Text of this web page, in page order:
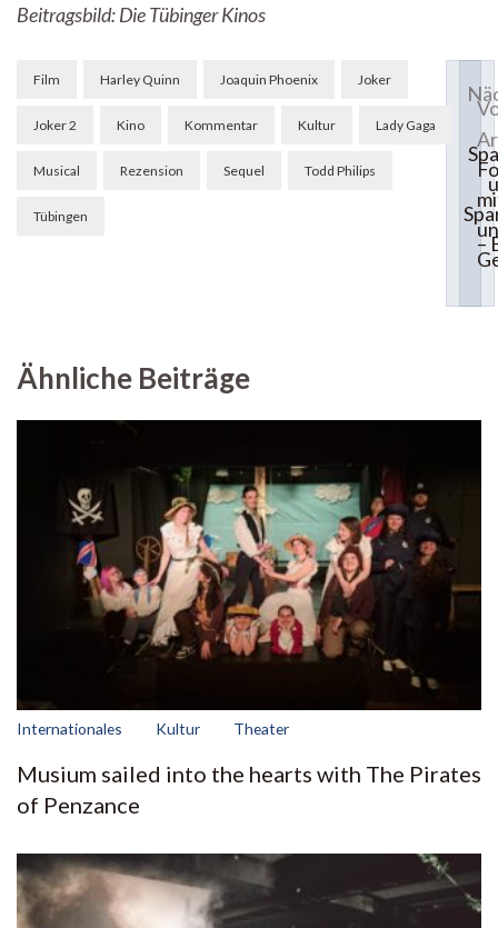
Beitragsbild: Die Tübinger Kinos
Film Harley Quinn Joaquin Phoenix Joker
Joker 2 Kino Kommentar Kultur Lady Gaga
Musical Rezension Sequel Todd Philips
Tübingen
Beitragsnavigation
–
Ähnliche Beiträge
Internationales Kultur Theater
Musium sailed into the hearts with The Pirates
of Penzance